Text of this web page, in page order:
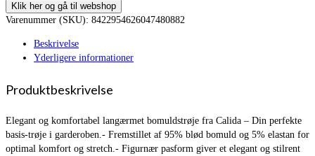
Klik her og gå til webshop
Varenummer (SKU): 8422954626047480882
Beskrivelse
Yderligere informationer
Produktbeskrivelse
Elegant og komfortabel langærmet bomuldstrøje fra Calida – Din perfekte
basis-trøje i garderoben.- Fremstillet af 95% blød bomuld og 5% elastan for
optimal komfort og stretch.- Figurnær pasform giver et elegant og stilrent